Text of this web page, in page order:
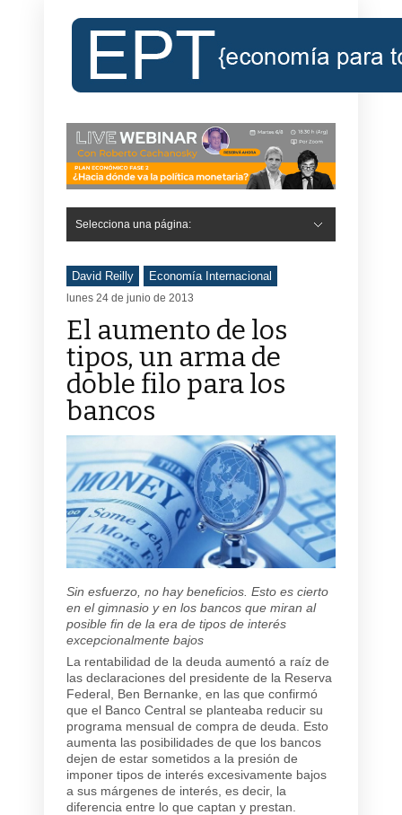
Selecciona una página:
David Reilly Economía Internacional
lunes 24 de junio de 2013
El aumento de los
tipos, un arma de
doble filo para los
bancos
Sin esfuerzo, no hay beneficios. Esto es cierto
en el gimnasio y en los bancos que miran al
posible fin de la era de tipos de interés
excepcionalmente bajos
La rentabilidad de la deuda aumentó a raíz de
las declaraciones del presidente de la Reserva
Federal, Ben Bernanke, en las que confirmó
que el Banco Central se planteaba reducir su
programa mensual de compra de deuda. Esto
aumenta las posibilidades de que los bancos
dejen de estar sometidos a la presión de
imponer tipos de interés excesivamente bajos
a sus márgenes de interés, es decir, la
diferencia entre lo que captan y prestan.